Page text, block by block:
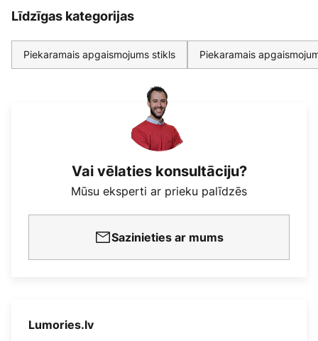
Līdzīgas kategorijas
Piekaramais apgaismojums stikls Piekaramais
Vai vēlaties konsultāciju?
Mūsu eksperti ar prieku palīdzēs
Sazinieties ar mums
Lumories.lv